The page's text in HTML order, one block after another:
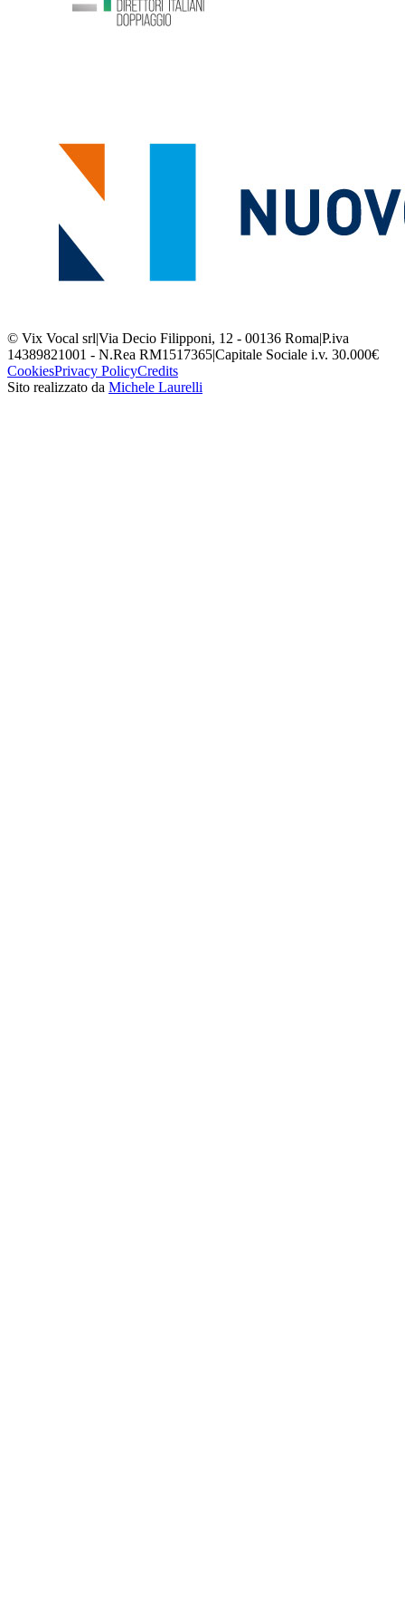
© Vix Vocal srl|Via Decio Filipponi, 12 - 00136 Roma|P.iva
14389821001 - N.Rea RM1517365|Capitale Sociale i.v. 30.000€
CookiesPrivacy PolicyCredits
Sito realizzato da Michele Laurelli